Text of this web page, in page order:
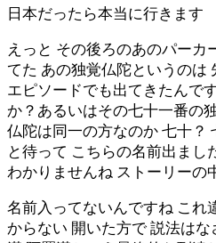
日本だったら本当に行きます
えっと その後ろのあのパーカ
てた あの独覚仏陀というのは
エピソードでも出てきたんで
か？あるいはその七十一番の
仏陀は同一の方なのか 七十？
と待って こちらの名前出まし
わかりませんね ストーリーの
名前入ってないんですね これ
からない 開いた方で 説法は